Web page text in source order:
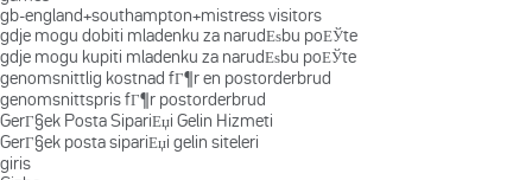
gb-england+southampton+mistress visitors
gdje mogu dobiti mladenku za narudЕѕbu poЕЎte
gdje mogu kupiti mladenku za narudЕѕbu poЕЎte
genomsnittlig kostnad fГ¶r en postorderbrud
genomsnittspris fГ¶r postorderbrud
GerГ§ek Posta SipariЕџi Gelin Hizmeti
GerГ§ek posta sipariЕџi gelin siteleri
giris